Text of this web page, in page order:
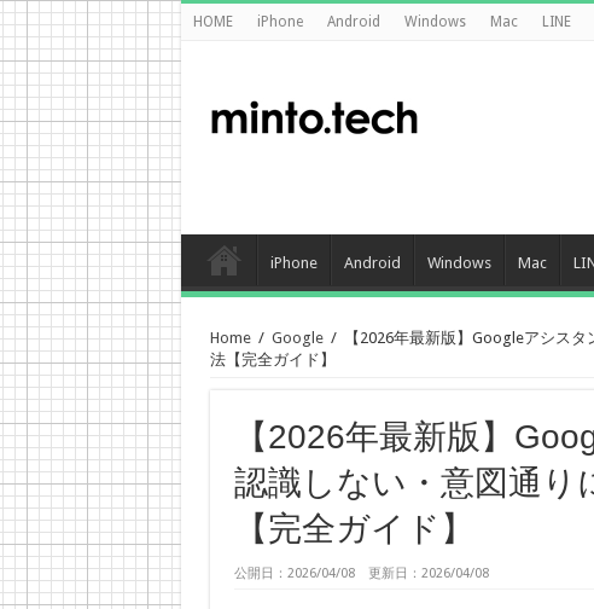
HOME iPhone Android Windows Mac LINE
iPhone Android Windows Mac
Home / Google /
【2026年最新版】Googleアシス
法【完全ガイド】
【2026年最新版】
認識しない・意図通り
【完全ガイド】
公開日：2026/04/08 更新日：2026/04/08